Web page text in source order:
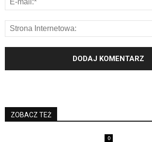
ZOBACZ TEŻ
0